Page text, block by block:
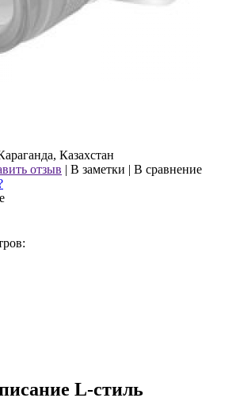
Казахстан
отзыв | В заметки | В сравнение
L-стиль